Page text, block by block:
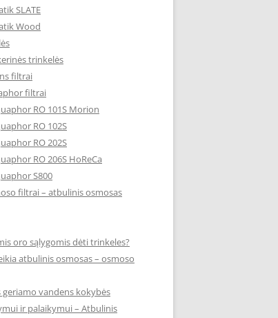
SLATE
Wood
trinkelės
filtrai
filtrai
RO 101S Morion
RO 102S
RO 202S
RO 206S HoReCa
S800
filtrai – atbulinis osmosas
oro sąlygomis dėti trinkeles?
atbulinis osmosas – osmoso
geriamo vandens kokybės
ir palaikymui – Atbulinis